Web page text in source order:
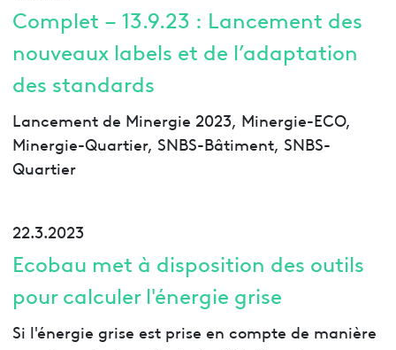
Complet – 13.9.23 : Lancement des
nouveaux labels et de l’adaptation
des standards
Lancement de Minergie 2023, Minergie-ECO,
Minergie-Quartier, SNBS-Bâtiment, SNBS-
Quartier
22.3.2023
Ecobau met à disposition des outils
pour calculer l'énergie grise
Si l'énergie grise est prise en compte de manière